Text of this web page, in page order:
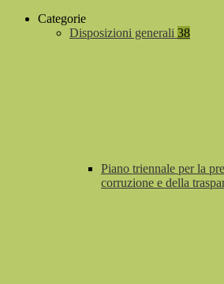
Categorie
Disposizioni generali 38
Piano triennale per la
corruzione e della